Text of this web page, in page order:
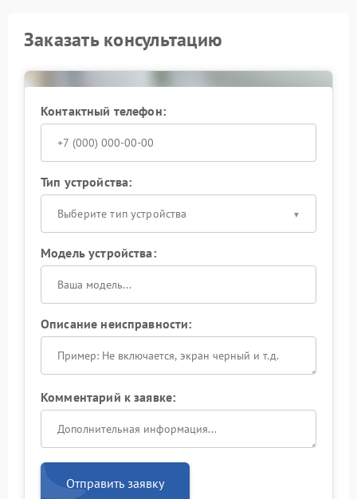
Заказать консультацию
Контактный телефон:
Тип устройства:
Выберите тип устройства
Модель устройства:
Описание неисправности:
Комментарий к заявке:
Отправить заявку